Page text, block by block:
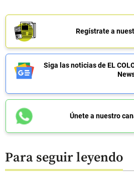
Regístrate a
Siga las noticias de EL
Únete a nuestro
Para seguir leyendo